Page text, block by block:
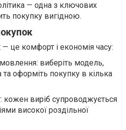
— одна з ключових
покупку вигідною.
це комфорт і економія часу:
виберіть модель,
оформіть покупку в кілька
кожен виріб супроводжується
високої роздільної